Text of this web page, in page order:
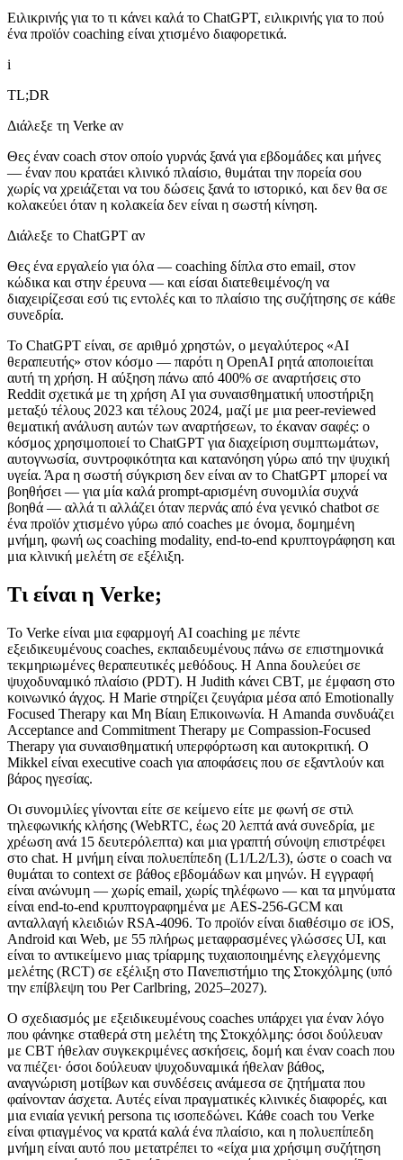
Ειλικρινής για το τι κάνει καλά το ChatGPT, ειλικρινής για το πού
ένα προϊόν coaching είναι χτισμένο διαφορετικά.
i
TL;DR
Διάλεξε τη Verke αν
Θες έναν coach στον οποίο γυρνάς ξανά για εβδομάδες και μήνες
— έναν που κρατάει κλινικό πλαίσιο, θυμάται την πορεία σου
χωρίς να χρειάζεται να του δώσεις ξανά το ιστορικό, και δεν θα σε
κολακεύει όταν η κολακεία δεν είναι η σωστή κίνηση.
Διάλεξε το ChatGPT αν
Θες ένα εργαλείο για όλα — coaching δίπλα στο email, στον
κώδικα και στην έρευνα — και είσαι διατεθειμένος/η να
διαχειρίζεσαι εσύ τις εντολές και το πλαίσιο της συζήτησης σε κάθε
συνεδρία.
Το ChatGPT είναι, σε αριθμό χρηστών, ο μεγαλύτερος «AI
θεραπευτής» στον κόσμο — παρότι η OpenAI ρητά αποποιείται
αυτή τη χρήση. Η αύξηση πάνω από 400% σε αναρτήσεις στο
Reddit σχετικά με τη χρήση AI για συναισθηματική υποστήριξη
μεταξύ τέλους 2023 και τέλους 2024, μαζί με μια peer-reviewed
θεματική ανάλυση αυτών των αναρτήσεων, το έκαναν σαφές: ο
κόσμος χρησιμοποιεί το ChatGPT για διαχείριση συμπτωμάτων,
αυτογνωσία, συντροφικότητα και κατανόηση γύρω από την ψυχική
υγεία. Άρα η σωστή σύγκριση δεν είναι αν το ChatGPT μπορεί να
βοηθήσει — για μία καλά prompt-αρισμένη συνομιλία συχνά
βοηθά — αλλά τι αλλάζει όταν περνάς από ένα γενικό chatbot σε
ένα προϊόν χτισμένο γύρω από coaches με όνομα, δομημένη
μνήμη, φωνή ως coaching modality, end-to-end κρυπτογράφηση και
μια κλινική μελέτη σε εξέλιξη.
Τι είναι η Verke;
Το Verke είναι μια εφαρμογή AI coaching με πέντε
εξειδικευμένους coaches, εκπαιδευμένους πάνω σε επιστημονικά
τεκμηριωμένες θεραπευτικές μεθόδους. Η Anna δουλεύει σε
ψυχοδυναμικό πλαίσιο (PDT). Η Judith κάνει CBT, με έμφαση στο
κοινωνικό άγχος. Η Marie στηρίζει ζευγάρια μέσα από Emotionally
Focused Therapy και Μη Βίαιη Επικοινωνία. Η Amanda συνδυάζει
Acceptance and Commitment Therapy με Compassion-Focused
Therapy για συναισθηματική υπερφόρτωση και αυτοκριτική. Ο
Mikkel είναι executive coach για αποφάσεις που σε εξαντλούν και
βάρος ηγεσίας.
Οι συνομιλίες γίνονται είτε σε κείμενο είτε με φωνή σε στιλ
τηλεφωνικής κλήσης (WebRTC, έως 20 λεπτά ανά συνεδρία, με
χρέωση ανά 15 δευτερόλεπτα) και μια γραπτή σύνοψη επιστρέφει
στο chat. Η μνήμη είναι πολυεπίπεδη (L1/L2/L3), ώστε ο coach να
θυμάται το context σε βάθος εβδομάδων και μηνών. Η εγγραφή
είναι ανώνυμη — χωρίς email, χωρίς τηλέφωνο — και τα μηνύματα
είναι end-to-end κρυπτογραφημένα με AES-256-GCM και
ανταλλαγή κλειδιών RSA-4096. Το προϊόν είναι διαθέσιμο σε iOS,
Android και Web, με 55 πλήρως μεταφρασμένες γλώσσες UI, και
είναι το αντικείμενο μιας τρίαρμης τυχαιοποιημένης ελεγχόμενης
μελέτης (RCT) σε εξέλιξη στο Πανεπιστήμιο της Στοκχόλμης (υπό
την επίβλεψη του Per Carlbring, 2025–2027).
Ο σχεδιασμός με εξειδικευμένους coaches υπάρχει για έναν λόγο
που φάνηκε σταθερά στη μελέτη της Στοκχόλμης: όσοι δούλευαν
με CBT ήθελαν συγκεκριμένες ασκήσεις, δομή και έναν coach που
να πιέζει· όσοι δούλευαν ψυχοδυναμικά ήθελαν βάθος,
αναγνώριση μοτίβων και συνδέσεις ανάμεσα σε ζητήματα που
φαίνονταν άσχετα. Αυτές είναι πραγματικές κλινικές διαφορές, και
μια ενιαία γενική persona τις ισοπεδώνει. Κάθε coach του Verke
είναι φτιαγμένος να κρατά καλά ένα πλαίσιο, και η πολυεπίπεδη
μνήμη είναι αυτό που μετατρέπει το «είχα μια χρήσιμη συζήτηση